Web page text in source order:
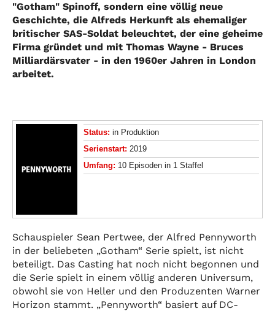
"Gotham" Spinoff, sondern eine völlig neue
Geschichte, die Alfreds Herkunft als ehemaliger
britischer SAS-Soldat beleuchtet, der eine geheime
Firma gründet und mit Thomas Wayne - Bruces
Milliardärsvater - in den 1960er Jahren in London
arbeitet.
Status: in Produktion
Serienstart: 2019
Umfang: 10 Episoden in 1 Staffel
Schauspieler Sean Pertwee, der Alfred Pennyworth
in der beliebeten „Gotham“ Serie spielt, ist nicht
beteiligt. Das Casting hat noch nicht begonnen und
die Serie spielt in einem völlig anderen Universum,
obwohl sie von Heller und den Produzenten Warner
Horizon stammt. „Pennyworth“ basiert auf DC-